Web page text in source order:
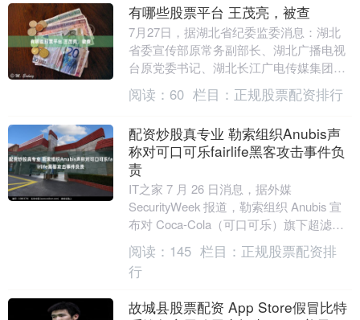
有哪些股票平台 王茂亮，被查
7月27日，据湖北省纪委监委消息：湖北
省委宣传部原常务副部长、湖北广播电视
台原党委书记、湖北长江广电传媒集团公
司原党委书记王茂亮涉嫌严重职务违法有
哪些股票平台，....
阅读： 60 栏目： 正规股票配资排行
配资炒股真专业 勒索组织Anubis声
称对可口可乐fairlife黑客攻击事件负
责
IT之家 7 月 26 日消息，据外媒
SecurityWeek 报道，勒索组织 Anubis 宣
布对 Coca-Cola（可口可乐）旗下超滤牛
奶业务 fair....
阅读： 145 栏目： 正规股票配资排
行
故城县股票配资 App Store假冒比特